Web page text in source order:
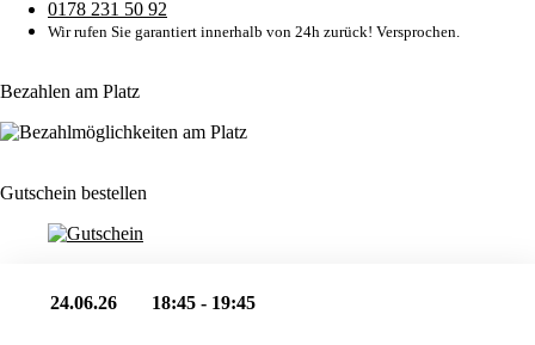
0178 231 50 92
Wir rufen Sie garantiert innerhalb von 24h zurück! Versprochen.
Bezahlen am Platz
Gutschein bestellen
24.06.26 18:45 - 19:45